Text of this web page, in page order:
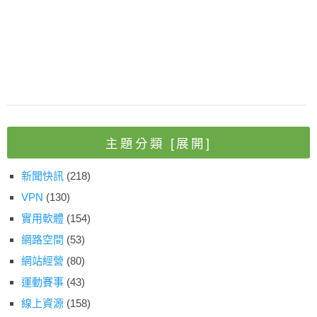
主題分類 [展開]
新聞快訊 (218)
VPN (130)
實用軟體 (154)
網路空間 (53)
網站經營 (80)
運動賽事 (43)
線上資源 (158)